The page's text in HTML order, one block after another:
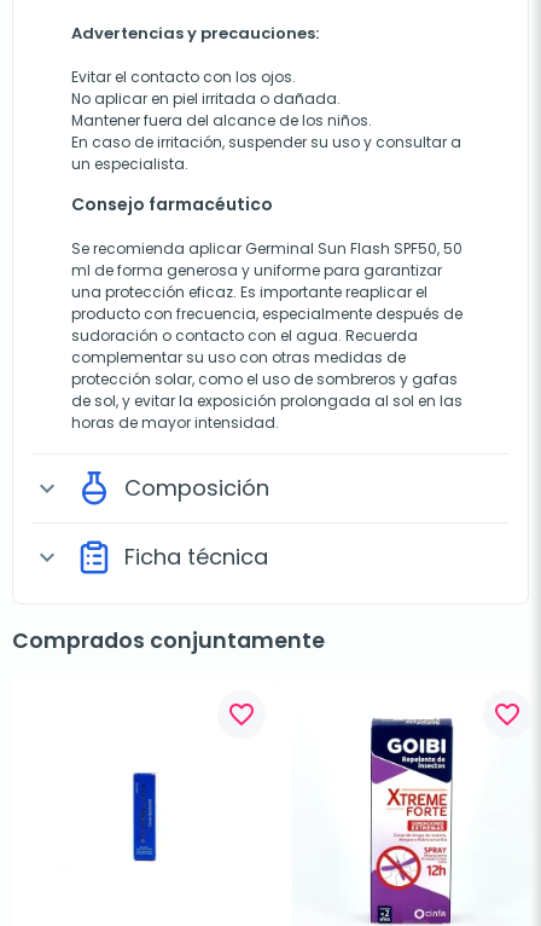
Advertencias y precauciones:
Evitar el contacto con los ojos.
No aplicar en piel irritada o dañada.
Mantener fuera del alcance de los niños.
En caso de irritación, suspender su uso y consultar a
un especialista.
Consejo farmacéutico
Se recomienda aplicar Germinal Sun Flash SPF50, 50
ml de forma generosa y uniforme para garantizar
una protección eficaz. Es importante reaplicar el
producto con frecuencia, especialmente después de
sudoración o contacto con el agua. Recuerda
complementar su uso con otras medidas de
protección solar, como el uso de sombreros y gafas
de sol, y evitar la exposición prolongada al sol en las
horas de mayor intensidad.
expand_more Composición
expand_more Ficha técnica
Comprados conjuntamente
favorite_border favorite_border